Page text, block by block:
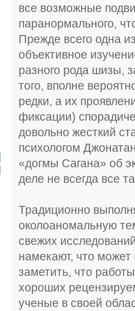
все возможные
паранормального,
Прежде всего одна
объективное
разного рода шизы,
того, вполне
редки, а их
фиксации)
довольно жесткий
психологом
«догмы Сагана» об
деле не всегда все
Традиционно
околоаномальную
свежих
намекают, что
заметить, что
хороших
ученые в своей